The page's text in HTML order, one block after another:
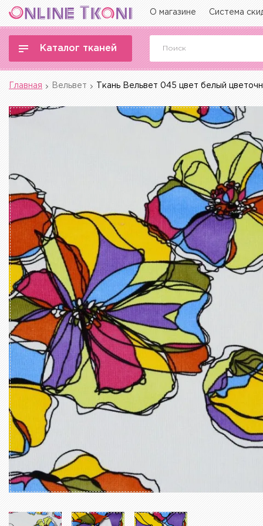
О магазине Система
Каталог тканей
Главная Вельвет Ткань Вельвет 045 цвет белый